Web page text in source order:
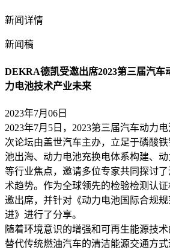
新闻详情
新闻稿
DEKRA德凯受邀出席2023第三届汽车
力电池技术产业未来
2023年7月06日
2023年7月5日，2023第三届汽车动力
次论坛由盖世汽车主办，立足于磷酸
池出海、动力电池充换电体系构建、
等行业焦点，邀请多位专家共同探讨
术趋势。作为全球领先的检验检测认
邀出席，并针对《动力电池国际合规
进》进行了分享。
随着环境意识的增强和可再生能源技
替代传统燃油汽车的清洁能源交通方